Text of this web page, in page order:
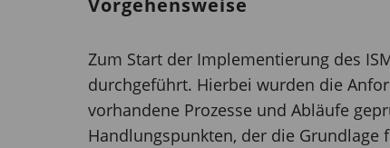
Vorgehensweise
Zum Start der Implementierung des
durchgeführt. Hierbei wurden die
vorhandene Prozesse und Abläufe
Handlungspunkten, der die